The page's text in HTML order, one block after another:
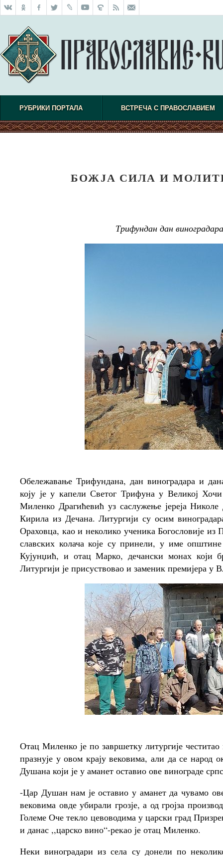
РУБРИКИ ПОРТАЛА ВСТРЕЧА С ПРАВОСЛАВИЕМ
БОЖЈА СИЛА И
Трифундан дан
Обележавање Трифундана, дан виноградара и
коју је у капели Светог Трифуна у Великој
Миленко Драгићевић уз саслужење јереја
Кирила из Дечана. Литургији су осим
Ораховца, као и неколико ученика Богословије
славских колача које су принели, у име
Кујунџић, и отац Марко, дечански монах који
Литургији је присуствовао и заменик премијера
Отац Миленко је по завршетку литургије
празнује у овом крају вековима, али да се
Душана који је у аманет оставио ове винограде
-Цар Душан нам је оставио у аманет да чувамо
вековима овде убирали грозје, а од гројза
Големе Оче текло цевоводима у царски град
и данас ,,царско вино“-рекао је отац Миленко.
Неки виноградари из села су донели по